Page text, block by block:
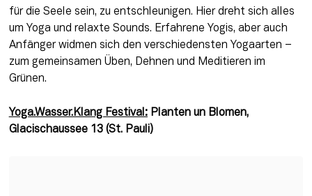
für die Seele sein, zu entschleunigen. Hier dreht sich alles
um Yoga und relaxte Sounds. Erfahrene Yogis, aber auch
Anfänger widmen sich den verschiedensten Yogaarten –
zum gemeinsamen Üben, Dehnen und Meditieren im
Grünen.
Yoga.Wasser.Klang Festival: Planten un Blomen,
Glacischaussee 13 (St. Pauli)